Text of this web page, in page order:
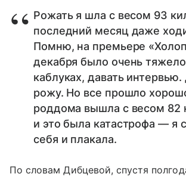
Рожать я шла с весом 93
последний месяц даже
Помню, на премьере
декабря было очень тяжело
каблуках, давать
рожу. Но все прошло
роддома вышла с весом 82
и это была катастрофа — я
себя и плакала.
По словам Дибцевой, спустя